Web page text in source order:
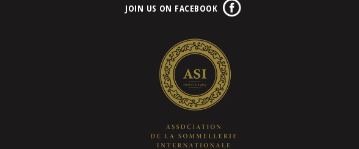
JOIN US ON FACEBOOK